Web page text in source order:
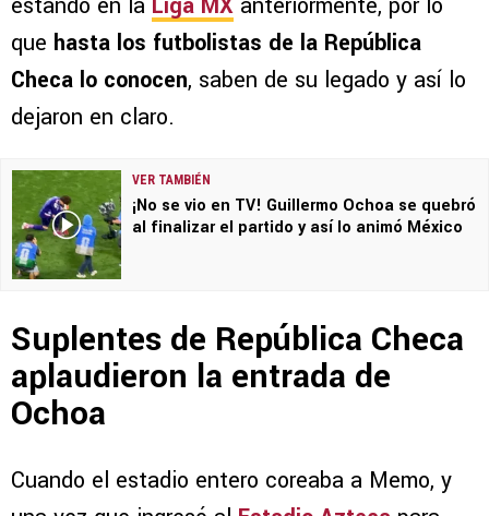
que hasta los futbolistas de la República
Checa lo conocen, saben de su legado y así lo
dejaron en claro.
VER TAMBIÉN
¡No se vio en TV! Guillermo Ochoa se quebró
al finalizar el partido y así lo animó México
Suplentes de República Checa
aplaudieron la entrada de
Ochoa
Cuando el estadio entero coreaba a Memo, y